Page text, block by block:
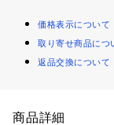
価格表示について
取り寄せ商品につ
返品交換について
商品詳細